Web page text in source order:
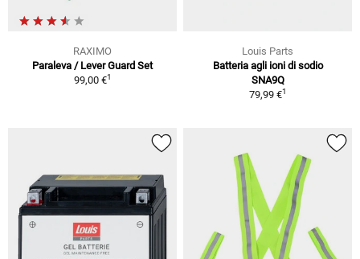
RAXIMO
Paraleva / Lever Guard Set
99,00 €1
Louis Parts
Batteria agli ioni di sodio
SNA9Q
79,99 €1